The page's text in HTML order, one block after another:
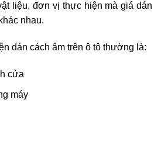
liệu, đơn vị thực hiện mà giá dán
nhau.
dán cách âm trên ô tô thường là:
cửa
máy